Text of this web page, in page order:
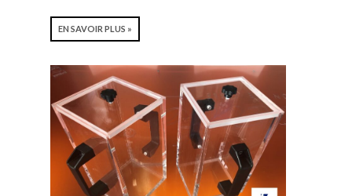
EN SAVOIR PLUS »